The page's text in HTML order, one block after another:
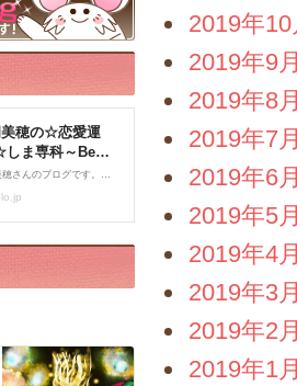
2019年10
2019年9
2019年8
2019年7
2019年6
2019年5
2019年4
2019年3
2019年2
2019年1